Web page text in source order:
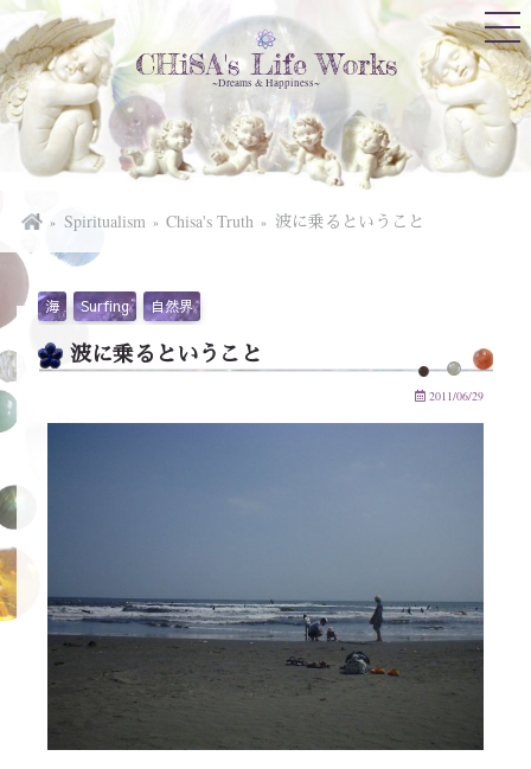
CHiSA's Life Works
~Dreams & Happiness~
Spiritualism Chisa's Truth 波に乗るということ
海 Surfing 自然界
波に乗るということ
2011/06/29